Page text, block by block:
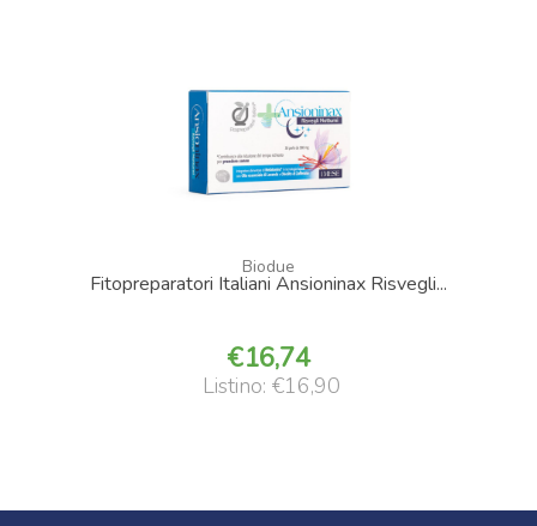
Biodue
Fitopreparatori Italiani Ansioninax Risvegli...
16,74
Listino: €16,90